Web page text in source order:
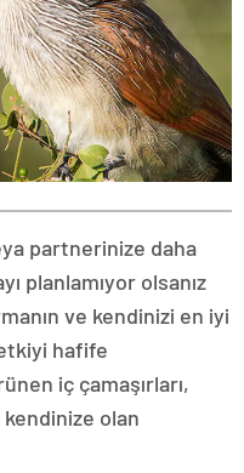
partnerinize daha
planlamıyor olsanız
ve kendinizi en iyi
hafife
iç çamaşırları,
olan